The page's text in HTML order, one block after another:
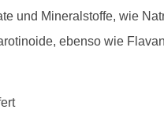
und Mineralstoffe, wie
ebenso wie